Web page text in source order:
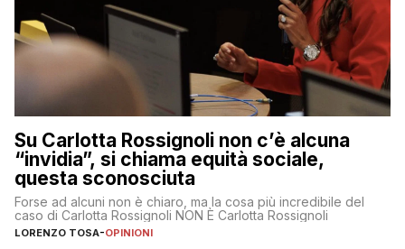
Su Carlotta Rossignoli non c’è alcuna
“invidia”, si chiama equità sociale,
questa sconosciuta
Forse ad alcuni non è chiaro, ma la cosa più incredibile del
caso di Carlotta Rossignoli NON È Carlotta Rossignoli
LORENZO TOSA-OPINIONI